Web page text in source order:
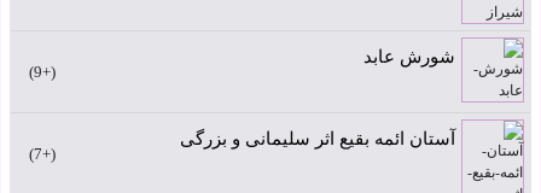
شورش عابد
+9
آستان ائمه بقیع اثر سلیمانی و بزرگی
+7